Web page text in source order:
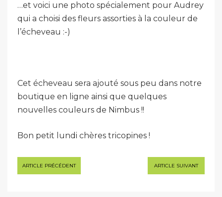
…et voici une photo spécialement pour Audrey
qui a choisi des fleurs assorties à la couleur de
l’écheveau :-)
Cet écheveau sera ajouté sous peu dans notre
boutique en ligne ainsi que quelques
nouvelles couleurs de Nimbus !!
Bon petit lundi chères tricopines !
Navigation
de
ARTICLE PRÉCÉDENT ARTICLE SUIVANT